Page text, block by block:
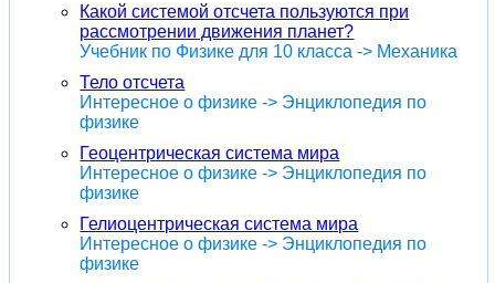
Какой системой отсчета пользуются при
рассмотрении движения планет?
Учебник по Физике для 10 класса -> Механика
Тело отсчета
Интересное о физике -> Энциклопедия по
физике
Геоцентрическая система мира
Интересное о физике -> Энциклопедия по
физике
Гелиоцентрическая система мира
Интересное о физике -> Энциклопедия по
физике